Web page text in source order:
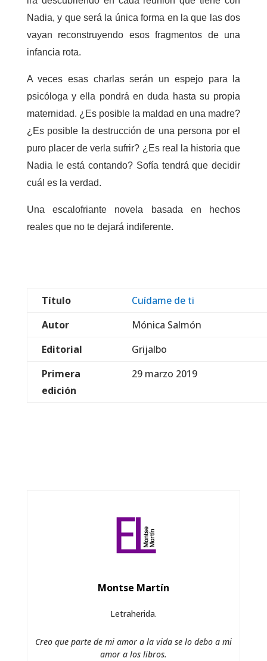
Nadia, y que será la única forma en la que las dos
vayan reconstruyendo esos fragmentos de una
infancia rota.
A veces esas charlas serán un espejo para la
psicóloga y ella pondrá en duda hasta su propia
maternidad. ¿Es posible la maldad en una madre?
¿Es posible la destrucción de una persona por el
puro placer de verla sufrir? ¿Es real la historia que
Nadia le está contando? Sofía tendrá que decidir
cuál es la verdad.
Una escalofriante novela basada en hechos
reales que no te dejará indiferente.
Título
Cuídame de ti
Autor
Mónica Salmón
Editorial
Grijalbo
Primera
edición
29 marzo 2019
Montse Martín
Letraherida.
Creo que parte de mi amor a la vida se lo debo a mi
amor a los libros.